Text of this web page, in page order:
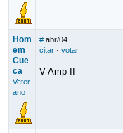
Hom
em
Cue
ca
Veter
ano
# abr/04
citar· votar
V-Amp II